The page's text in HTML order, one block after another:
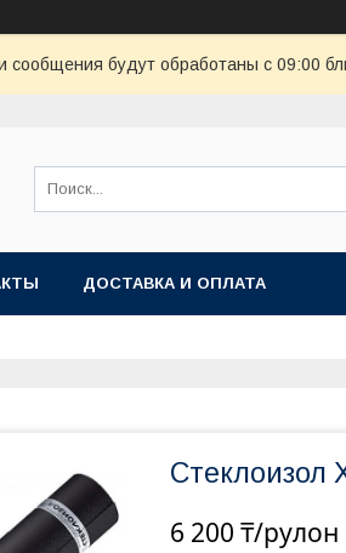
сообщения будут обработаны с 09:00
ДОСТАВКА И ОПЛАТА
Стеклоизол
6 200 ₸/рулон